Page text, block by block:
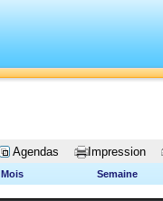
Agendas Impression
Mois Semaine